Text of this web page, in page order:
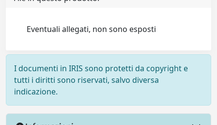
Eventuali allegati, non sono esposti
I documenti in IRIS sono protetti da copyright e
tutti i diritti sono riservati, salvo diversa
indicazione.